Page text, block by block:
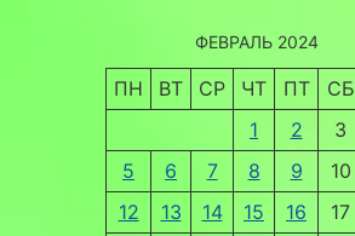
ФЕВРАЛЬ 2024
ПН ВТ СР ЧТ ПТ СБ
1
2 3
5
6 7 8 9 10
12
13 14 15 16 17